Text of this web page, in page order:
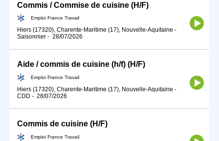
Commis / Commise de cuisine (H/F)
Emploi France Travail
Hiers (17320), Charente-Maritime (17), Nouvelle-Aquitaine -
Saisonnier - 28/07/2026
Aide / commis de cuisine (h/f) (H/F)
Emploi France Travail
Hiers (17320), Charente-Maritime (17), Nouvelle-Aquitaine -
CDD - 28/07/2026
Commis de cuisine (H/F)
Emploi France Travail